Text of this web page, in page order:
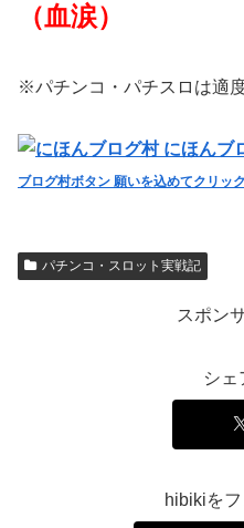
（血涙）
※パチンコ・パチスロは適
ブログ村ボタン 願いを込めてクリック
パチンコ・スロット実戦記
スポン
シェ
hibikiを